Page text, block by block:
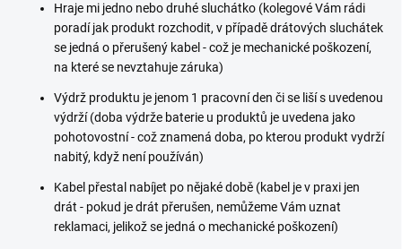
Hraje mi jedno nebo druhé sluchátko (kolegové Vám rádi
poradí jak produkt rozchodit, v případě drátových sluchátek
se jedná o přerušený kabel - což je mechanické poškození,
na které se nevztahuje záruka)
Výdrž produktu je jenom 1 pracovní den či se liší s uvedenou
výdrží (doba výdrže baterie u produktů je uvedena jako
pohotovostní - což znamená doba, po kterou produkt vydrží
nabitý, když není používán)
Kabel přestal nabíjet po nějaké době (kabel je v praxi jen
drát - pokud je drát přerušen, nemůžeme Vám uznat
reklamaci, jelikož se jedná o mechanické poškození)